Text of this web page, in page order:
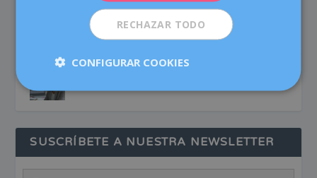
Aswagandha: mitos y verdades sobre el
suplemento natural de moda
Nutrición
SUSCRÍBETE A NUESTRA NEWSLETTER
RECHAZAR TODO
CONFIGURAR COOKIES